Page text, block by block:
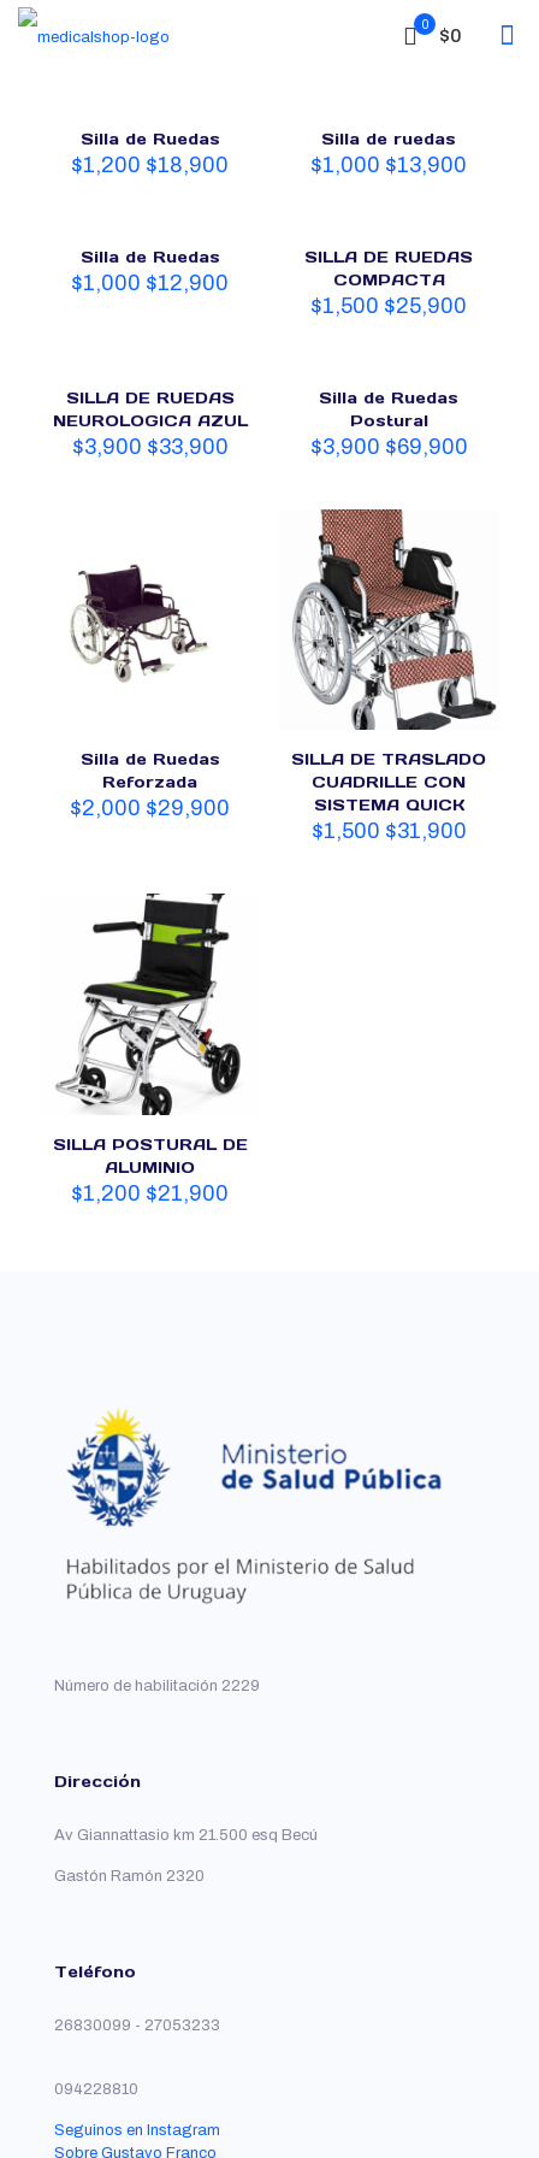
0
$0
Silla de Ruedas
$1,200 $18,900
Silla de ruedas
$1,000 $13,900
Silla de Ruedas
$1,000 $12,900
SILLA DE RUEDAS
COMPACTA
$1,500 $25,900
SILLA DE RUEDAS
NEUROLOGICA AZUL
$3,900 $33,900
Silla de Ruedas
Postural
$3,900 $69,900
Silla de Ruedas
Reforzada
$2,000 $29,900
SILLA DE TRASLADO
CUADRILLE CON
SISTEMA QUICK
$1,500 $31,900
SILLA POSTURAL DE
ALUMINIO
$1,200 $21,900
Número de habilitación 2229
Dirección
Av Giannattasio km 21.500 esq Becú
Gastón Ramón 2320
Teléfono
26830099 - 27053233
094228810
Seguinos en Instagram
Sobre Gustavo Franco